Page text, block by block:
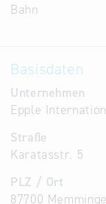
Bahn
Basisdaten
Unternehmen
Epple
Straße
Karatasstr. 5
PLZ / Ort
87700